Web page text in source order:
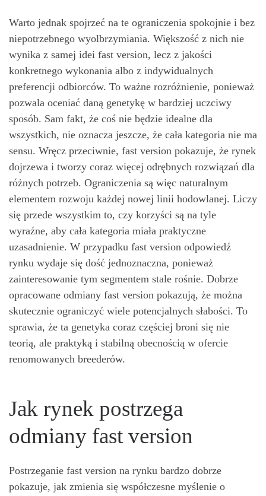
Warto jednak spojrzeć na te ograniczenia spokojnie i bez
niepotrzebnego wyolbrzymiania. Większość z nich nie
wynika z samej idei fast version, lecz z jakości
konkretnego wykonania albo z indywidualnych
preferencji odbiorców. To ważne rozróżnienie, ponieważ
pozwala oceniać daną genetykę w bardziej uczciwy
sposób. Sam fakt, że coś nie będzie idealne dla
wszystkich, nie oznacza jeszcze, że cała kategoria nie ma
sensu. Wręcz przeciwnie, fast version pokazuje, że rynek
dojrzewa i tworzy coraz więcej odrębnych rozwiązań dla
różnych potrzeb. Ograniczenia są więc naturalnym
elementem rozwoju każdej nowej linii hodowlanej. Liczy
się przede wszystkim to, czy korzyści są na tyle
wyraźne, aby cała kategoria miała praktyczne
uzasadnienie. W przypadku fast version odpowiedź
rynku wydaje się dość jednoznaczna, ponieważ
zainteresowanie tym segmentem stale rośnie. Dobrze
opracowane odmiany fast version pokazują, że można
skutecznie ograniczyć wiele potencjalnych słabości. To
sprawia, że ta genetyka coraz częściej broni się nie
teorią, ale praktyką i stabilną obecnością w ofercie
renomowanych breederów.
Jak rynek postrzega
odmiany fast version
Postrzeganie fast version na rynku bardzo dobrze
pokazuje, jak zmienia się współczesne myślenie o